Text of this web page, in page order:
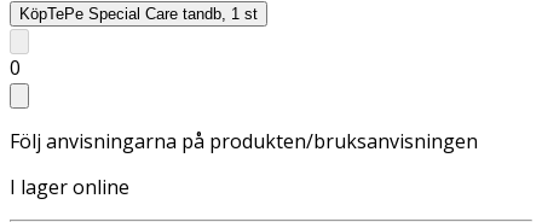
KöpTePe Special Care tandb, 1 st
0
Följ anvisningarna på produkten/bruksanvisningen
I lager online